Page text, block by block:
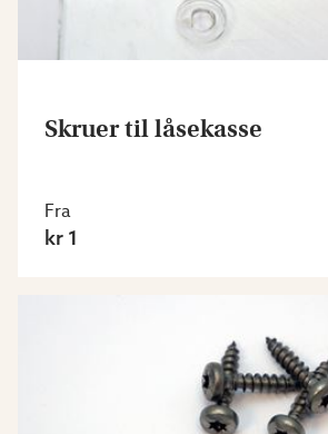
Skruer til låsekasse
Fra
kr 1